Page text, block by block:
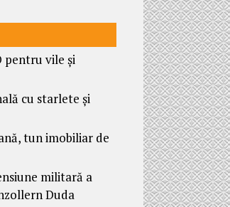
pentru vile și
cu starlete și
tun imobiliar de
militară a
Duda